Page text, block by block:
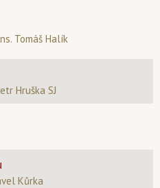
Tomáš Halík
Hruška SJ
Kůrka